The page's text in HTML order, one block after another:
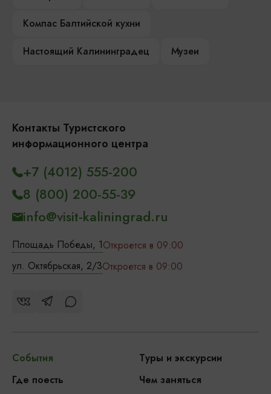
Компас Балтийской кухни
Настоящий Калининградец
Музеи
Контакты Туристского
информационного центра
Площадь Победы, 1Откроется в 09:00
ул. Октябрьская, 2/3Откроется в 09:00
+7 (4012) 555-200
8 (800) 200-55-39
info@visit-kaliningrad.ru
События
Туры и экскурсии
Где поесть
Чем заняться